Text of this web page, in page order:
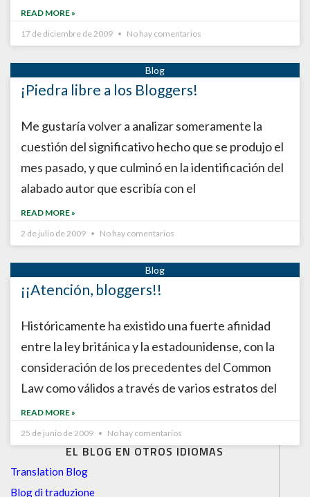
EL BLOG EN OTROS IDIOMAS
Translation Blog
Blog di traduzione
READ MORE »
17 de diciembre de 2009
No hay comentarios
¡Piedra libre a los Bloggers!
Me gustaría volver a analizar someramente la
cuestión del significativo hecho que se produjo el
mes pasado, y que culminó en la identificación del
alabado autor que escribía con el
READ MORE »
2 de julio de 2009
No hay comentarios
¡¡Atención, bloggers!!
Históricamente ha existido una fuerte afinidad
entre la ley británica y la estadounidense, con la
consideración de los precedentes del Common
Law como válidos a través de varios estratos del
READ MORE »
25 de junio de 2009
No hay comentarios